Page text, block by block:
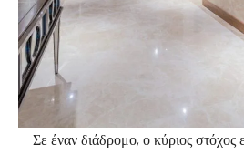
Σε έναν διάδρομο, ο κύριος στόχος